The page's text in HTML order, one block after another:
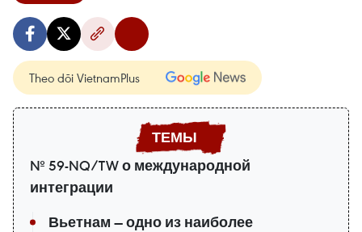
Theo dõi VietnamPlus
№ 59-NQ/TW о международной
интеграции
Вьетнам — одно из наиболее